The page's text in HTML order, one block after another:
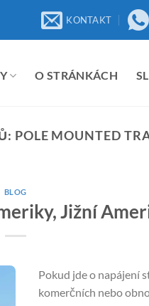
KONTAKT
O STRÁNKÁCH
POLE MOUNTED
BLOG
Jižní
Pokud jde o napájení
komerčních nebo